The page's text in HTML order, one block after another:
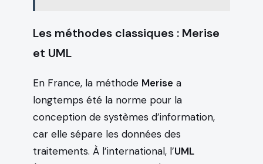
Les méthodes classiques : Merise
et UML
En France, la méthode Merise a
longtemps été la norme pour la
conception de systèmes d’information,
car elle sépare les données des
traitements. À l’international, l’UML